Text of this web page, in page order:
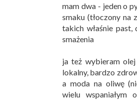
mam dwa - jeden o
smaku (tłoczony na
takich właśnie
smażenia
ja też wybieram
lokalny, bardzo
a moda na oliwę
wielu wspaniałym